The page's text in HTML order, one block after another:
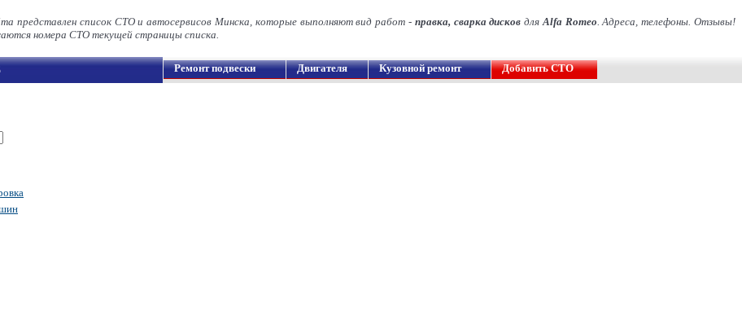
представлен список СТО и автосервисов Минска, которые выполняют вид работ - правка, сварка дисков дляAlfa Romeo. Адреса, телефоны. Отзывы!
номера СТО текущей страницы списка.
Ремонт подвески Двигателя Кузовной ремонт Добавить СТО